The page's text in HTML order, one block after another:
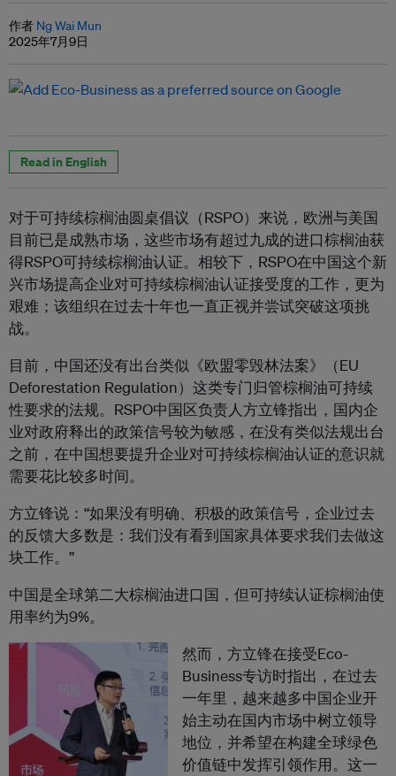
作者 Ng Wai Mun
2025年7月9日
Read in English
对于可持续棕榈油圆桌倡议（RSPO）来说，欧洲与美国
目前已是成熟市场，这些市场有超过九成的进口棕榈油获
得RSPO可持续棕榈油认证。相较下，RSPO在中国这个新
兴市场提高企业对可持续棕榈油认证接受度的工作，更为
艰难；该组织在过去十年也一直正视并尝试突破这项挑
战。
目前， 中国还没有出台类似《欧盟零毁林法案》（EU
Deforestation Regulation）这类专门归管棕榈油可持续
性要求的法规。RSPO中国区负责人方立锋指出，国内企
业对政府释出的政策信号较为敏感，在没有类似法规出台
之前，在中国想要提升企业对可持续棕榈油认证的意识就
需要花比较多时间。
方立锋说：“如果没有明确、积极的政策信号，企业过去
的反馈大多数是：我们没有看到国家具体要求我们去做这
块工作。”
中国是全球第二大棕榈油进口国，但可持续认证棕榈油使
用率约为9%。
然而，方立锋在接受Eco-
Business专访时指出，在过去
一年里，越来越多中国企业开
始主动在国内市场中树立领导
地位，并希望在构建全球绿色
价值链中发挥引领作用。这一